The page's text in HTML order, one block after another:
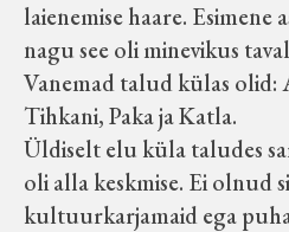
Tuletõrje
Õpperada
Muud koduloolist
laienemise haare.
nagu see oli minevikus
Vanemad talud külas olid:
Tihkani, Paka ja Katla.
Üldiselt elu küla taludes
oli alla keskmise. Ei olnud
kultuurkarjamaid ega